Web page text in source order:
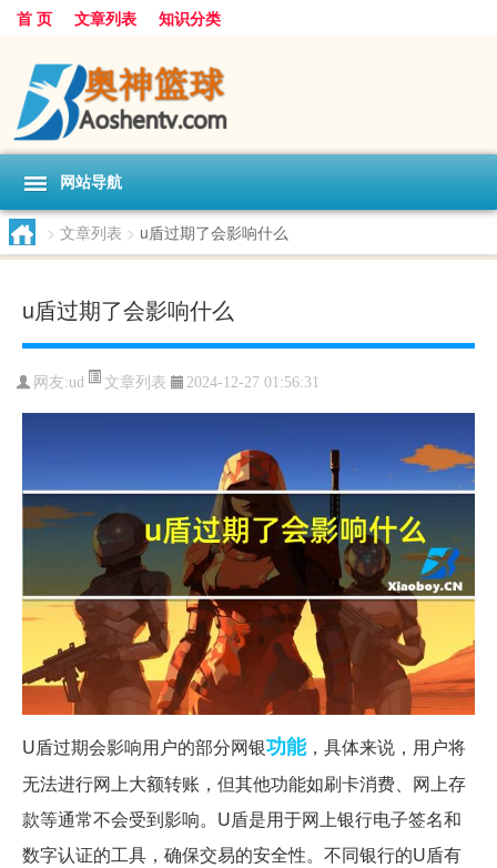
首 页 文章列表 知识分类
网站导航
> 文章列表 > u盾过期了会影响什么
u盾过期了会影响什么
网友:ud 文章列表 2024-12-27 01:56:31
U盾过期会影响用户的部分网银功能，具体来说，用户将
无法进行网上大额转账，但其他功能如刷卡消费、网上存
款等通常不会受到影响。U盾是用于网上银行电子签名和
数字认证的工具，确保交易的安全性。不同银行的U盾有